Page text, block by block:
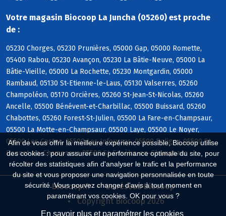
Afin de vous offrir la meilleure expérience possible, Biocoop utilise
des cookies : pour assurer une performance optimale du site, pour
récolter des statistiques afin d'analyser le trafic et la performance
du site et vous proposer une navigation personnalisée en toute
sécurité. Vous pouvez changer d'avis à tout moment en
paramétrant vos cookies. OK pour vous ?
En savoir plus et paramétrer les cookies
Votre magasin Biocoop La Juncha (05260) est proche
de :
05230 Chorges, 05230 Prunières, 05000 Gap, 05000 Romette,
05400 Rabou, 05230 Avançon, 05230 La Bâtie-Neuve, 05000 La
Bâtie-Vieille, 05000 La Rochette, 05230 Montgardin, 05000
Rambaud, 05130 St-Etienne-le-Laus, 05130 Valserres, 05260
Champoléon, 05170 Orcières, 05260 St-Jean-St-Nicolas, 05260
Ancelle, 05500 Bénévent-et-Charbillac, 05500 Buissard, 05260
Chabottes, 05260 Forest-St-Julien, 05500 La Fare-en-Champsaur,
05500 La Motte-en-Champsaur, 05500 Laye, 05500 Le Noyer,
05500 Les Costes, 05500 Les Infournas, 05500 Poligny, 05500 St-
Bonnet-en-Champsaur, 05500 St-Eusèbe-en-Champsaur
Biocoop.fr
Le réseau Biocoop
Copyright Biocoop 2026